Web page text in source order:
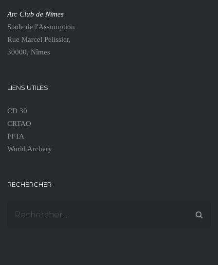
Arc Club de Nîmes
Stade de l'Assomption
Rue Marcel Pelissier,
30000, Nîmes
LIENS UTILES
CD 30
CRTAO
FFTA
World Archery
RECHERCHER